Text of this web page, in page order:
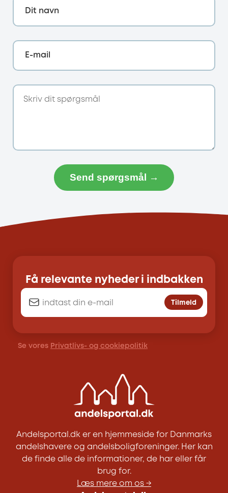
Dit navn
E-mail
Send spørgsmål →
Få relevante nyheder i indbakken
Tilmeld
Se vores Privatlivs- og cookiepolitik
Andelsportal.dk er en hjemmeside for Danmarks
andelshavere og andelsboligforeninger. Her kan
de finde alle de informationer, de har eller får
brug for.
Læs mere om os →